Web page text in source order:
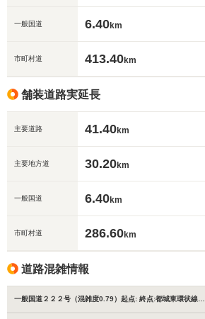
一般国道 6.40km
市町村道 413.40km
舗装道路実延長
主要道路 41.40km
主要地方道 30.20km
一般国道 6.40km
市町村道 286.60km
道路混雑情報
一般国道２２２号（混雑度0.79）起点: 終点:都城東環状線…